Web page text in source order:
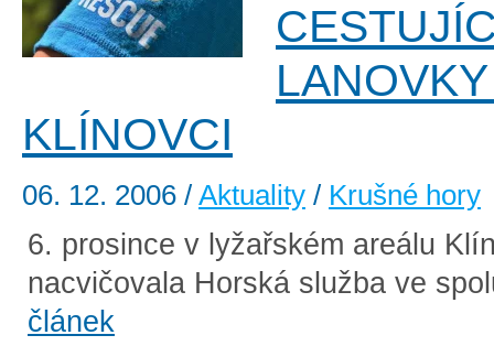
KLÍNOVCI
06. 12. 2006 / Aktuality / Krušné hory
6. prosince v lyžařském areálu
nacvičovala Horská služba ve
článek